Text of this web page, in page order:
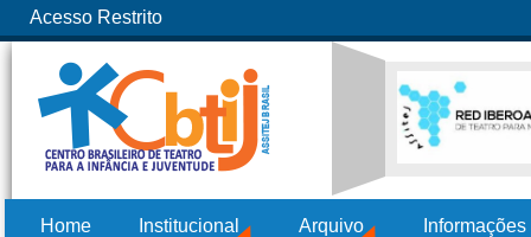
Acesso Restrito
Home Institucional Arquivo